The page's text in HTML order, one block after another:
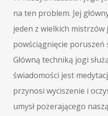
na ten problem. Jej
jeden z wielkich
powściągnięcie poruszeń
Główną techniką jogi
świadomości jest
przynosi wyciszenie i
umysł pożerającego